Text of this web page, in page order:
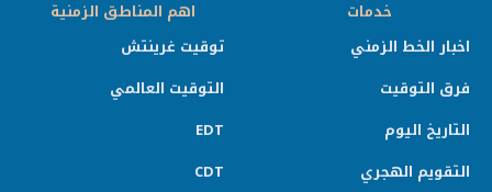
خدمات
اخبار الخط الزمني
فرق التوقيت
التاريخ اليوم
التقويم الهجري
اهم المناطق الزمنية
توقيت غرينتش
التوقيت العالمي
EDT
CDT